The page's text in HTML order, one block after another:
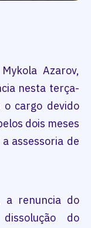
Azarov,
nesta terça-
cargo devido
dois meses
assessoria de
a renuncia do
do